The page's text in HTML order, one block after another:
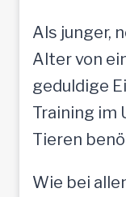
Als junger,
Alter von
geduldige
Training im
Tieren
Wie bei